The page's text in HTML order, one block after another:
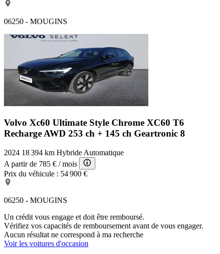
06250 - MOUGINS
Volvo Xc60 Ultimate Style Chrome XC60 T6
Recharge AWD 253 ch + 145 ch Geartronic 8
2024 18 394 km Hybride Automatique
A partir de 785 € / mois
Prix du véhicule : 54 900 €
06250 - MOUGINS
Un crédit vous engage et doit être remboursé.
Vérifiez vos capacités de remboursement avant de vous engager.
Aucun résultat ne correspond à ma recherche
Voir les voitures d'occasion